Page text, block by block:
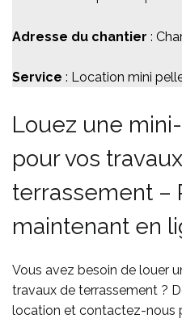
Adresse du chantier :
Service : Location mini
Louez une
pour vos
terrassement –
maintenant en
Vous avez besoin de louer
travaux de terrassement ?
location et contactez-nous